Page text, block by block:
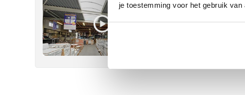
je toestemming voor het gebruik